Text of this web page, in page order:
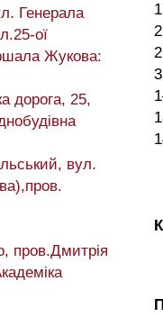
Генерала
ої
Жукова:
дорога, 25,
вул.
пров.Дмитрія